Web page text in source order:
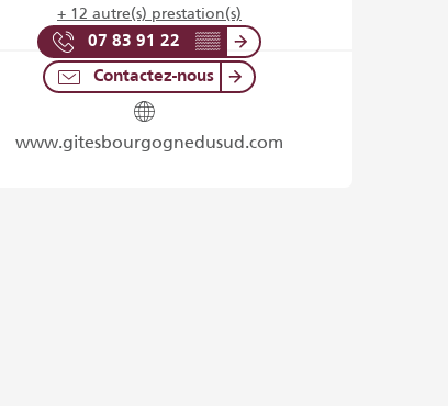
+ 12 autre(s) prestation(s)
07 83 91 22 ▒▒
Contactez-nous
www.gitesbourgognedusud.com